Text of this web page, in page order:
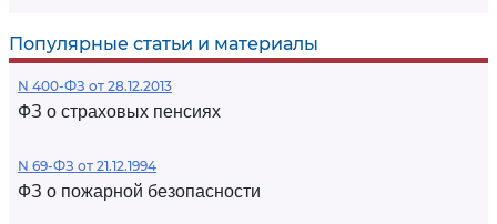
Популярные статьи и материалы
N 400-ФЗ от 28.12.2013
ФЗ о страховых пенсиях
N 69-ФЗ от 21.12.1994
ФЗ о пожарной безопасности